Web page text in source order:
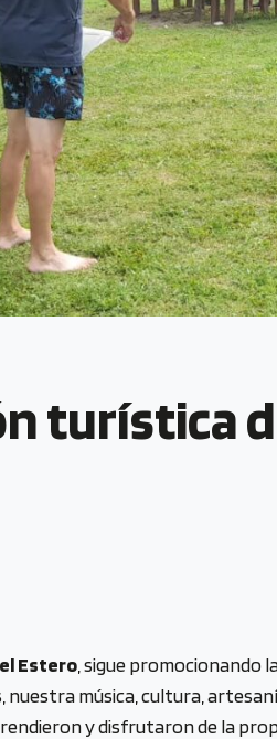
turística
Estero , sigue promocionando
nuestra música, cultura,
y disfrutaron de la